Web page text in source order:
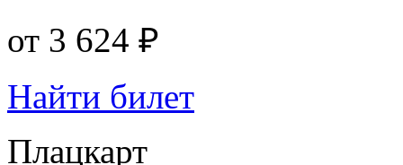
от 3 624 ₽
Найти билет
Плацкарт